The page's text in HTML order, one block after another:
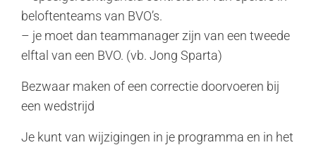
beloftenteams van BVO’s.
– je moet dan teammanager zijn van een tweede
elftal van een BVO. (vb. Jong Sparta)
Bezwaar maken of een correctie doorvoeren bij
een wedstrijd
Je kunt van wijzigingen in je programma en in het